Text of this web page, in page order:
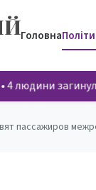
Головна
людини
пассажиров